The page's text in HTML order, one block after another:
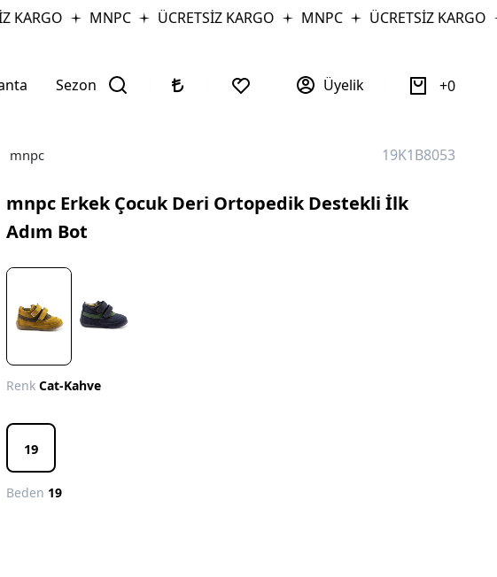
MNPC ÜCRETSİZ KARGO MNPC ÜCRETSİZ KARGO
Sezon Üyelik 0
mnpc 19K1B8053
mnpc Erkek Çocuk Deri Ortopedik Destekli İlk
Adım Bot
RenkCat-Kahve
19
Beden 19